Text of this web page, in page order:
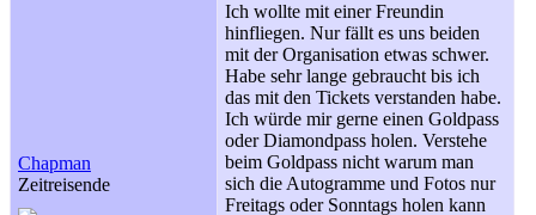
Chapman
Zeitreisende
Ich wollte mit einer Freundin
hinfliegen. Nur fällt es uns beiden
mit der Organisation etwas schwer.
Habe sehr lange gebraucht bis ich
das mit den Tickets verstanden habe.
Ich würde mir gerne einen Goldpass
oder Diamondpass holen. Verstehe
beim Goldpass nicht warum man
sich die Autogramme und Fotos nur
Freitags oder Sonntags holen kann